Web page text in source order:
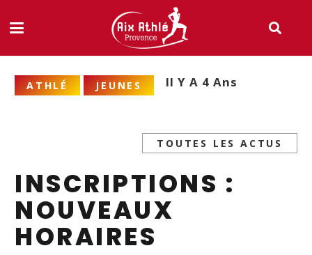
ATHLÉ JEUNES Il Y A 4 Ans
TOUTES LES ACTUS
INSCRIPTIONS :
NOUVEAUX
HORAIRES